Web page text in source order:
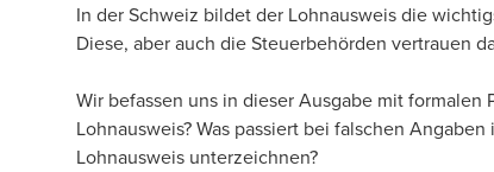
In der Schweiz bildet der Lohnausweis die
Diese, aber auch die Steuerbehörden vertrauen
Wir befassen uns in dieser Ausgabe mit
Lohnausweis? Was passiert bei falschen
Lohnausweis unterzeichnen?